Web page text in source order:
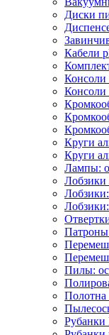
Диски
Кабели
Консоли
Консоли
Круги
Круги
Лампы:
Лобзики
Лобзики:
Патроны
Пилы:
Полотна
Рубанки